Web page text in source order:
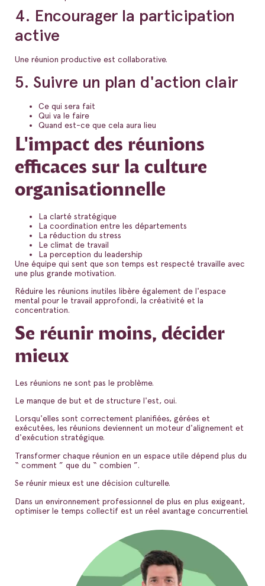
4. Encourager la participation
active
Une réunion productive est collaborative.
5. Suivre un plan d'action clair
Ce qui sera fait
Qui va le faire
Quand est-ce que cela aura lieu
L'impact des réunions
efficaces sur la culture
organisationnelle
La clarté stratégique
La coordination entre les départements
La réduction du stress
Le climat de travail
La perception du leadership
Une équipe qui sent que son temps est respecté travaille avec
une plus grande motivation.
Réduire les réunions inutiles libère également de l'espace
mental pour le travail approfondi, la créativité et la
concentration.
Se réunir moins, décider
mieux
Les réunions ne sont pas le problème.
Le manque de but et de structure l'est, oui.
Lorsqu'elles sont correctement planifiées, gérées et
exécutées, les réunions deviennent un moteur d'alignement et
d'exécution stratégique.
Transformer chaque réunion en un espace utile dépend plus du
“ comment ” que du “ combien ”.
Se réunir mieux est une décision culturelle.
Dans un environnement professionnel de plus en plus exigeant,
optimiser le temps collectif est un réel avantage concurrentiel.